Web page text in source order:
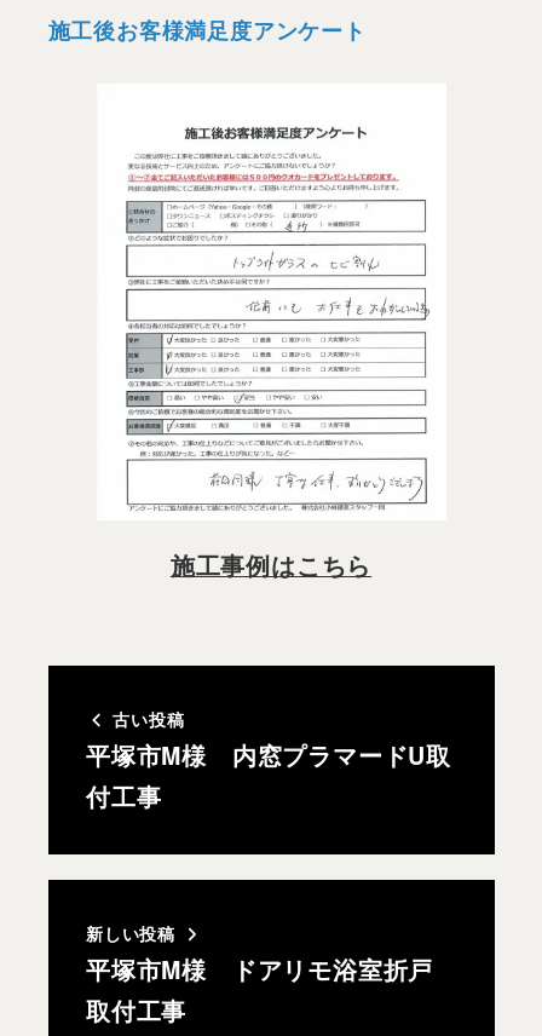
施工後お客様満足度アンケート
施工事例はこちら
古い投稿
平塚市M様 内窓プラマードU取
付工事
新しい投稿
平塚市M様 ドアリモ浴室折戸
取付工事